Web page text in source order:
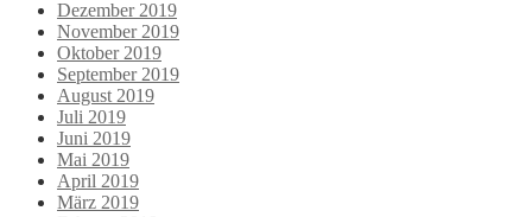
Dezember 2019
November 2019
Oktober 2019
September 2019
August 2019
Juli 2019
Juni 2019
Mai 2019
April 2019
März 2019